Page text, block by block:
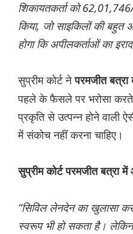
शिकायतकर्ता को
किया, जो साइकिलों की बहुत
होगा कि अपीलकर्ताओं का
सुप्रीम कोर्ट नेपरमजीत बत्रा
पहले के फैसले पर भरोसा करते
प्रकृति से उत्पन्न होने वाली
में संकोच नहीं करना चाहिए।
सुप्रीम कोर्ट परमजीत बत्रा
“सिविल लेनदेन का खुलासा
स्वरूप भी हो सकता है।